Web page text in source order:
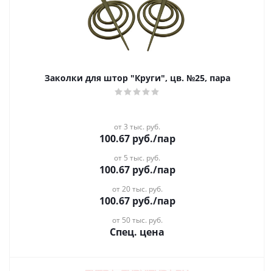
Заколки для штор "Круги", цв. №25, пара
от 3 тыс. руб.
100.67руб./пар
от 5 тыс. руб.
100.67руб./пар
от 20 тыс. руб.
100.67руб./пар
от 50 тыс. руб.
Спец. цена